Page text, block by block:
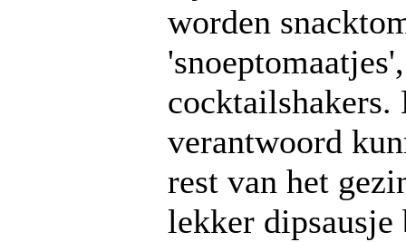
worden
verantwoord
rest van het
lekker